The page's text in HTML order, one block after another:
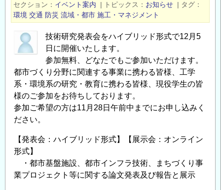
設
技
術
者
た
め
の
情
報
発
信
イ
セクション
イベント案内 | トピックス お知らせ | タグ
環境 交通 防災 流域・都市 施工・マネジメント
技術研究発表会をハイブリッド形式で12月5
日に開催いたします。
参加無料、どなたでもご参加いただけます。
都市づくり分野に関連する事業に携わる皆様、工学
系・環境系の研究・教育に携わる皆様、現役学生の皆
様のご参加をお待ちしております。
参加ご希望の方は11月28日午前中までにお申し込みく
ださい。
【発表会：ハイブリッド形式】【展示会：オンライン
形式】
・都市基盤施設、都市インフラ技術、まちづくり事
業プロジェクト等に関する論文発表及び報告と展示